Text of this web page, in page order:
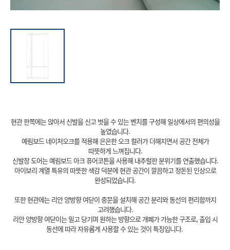
현관 한쪽에는 앉아서 신발을 신고 벗을 수 있는 벤치를 구성해 일상에서의 편의성을
높였습니다.
예림보드 네이처오크를 적용해 은은한 오크 컬러가 더해지면서 공간 전체가
따뜻하게 느껴집니다.
신발장 도어는 예림보드 아크 퓨어코튼을 사용해 내추럴한 분위기를 연출했습니다.
아이보리 계열 특유의 따뜻한 색감 덕분에 현관 공간이 깔끔하고 정돈된 인상으로
완성되었습니다.
또한 현관에는 리안 양방향 여닫이 중문을 설치해 공간 분리와 동선의 편리함까지
고려했습니다.
리안 양방향 여닫이는 밀고 당기며 원하는 방향으로 개폐가 가능한 구조로, 출입 시
동선에 따라 자유롭게 사용할 수 있는 것이 특징입니다.